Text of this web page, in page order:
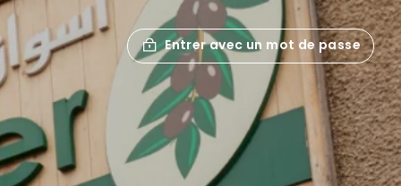
Entrer avec un mot de passe